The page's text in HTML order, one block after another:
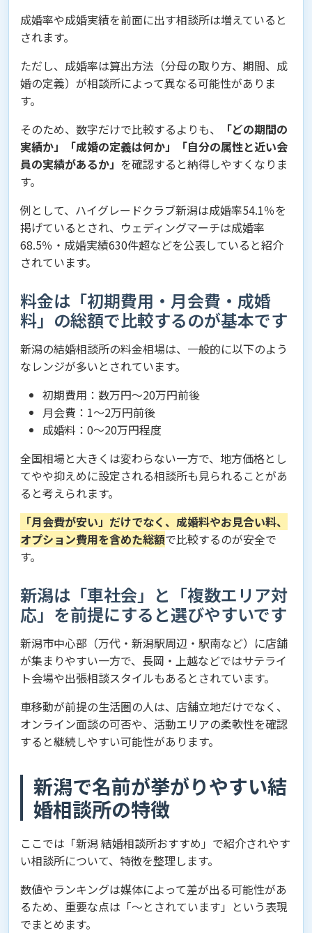
成婚率や成婚実績を前面に出す相談所は増えていると
されます。
ただし、成婚率は算出方法（分母の取り方、期間、成
婚の定義）が相談所によって異なる可能性がありま
す。
そのため、数字だけで比較するよりも、
「どの期間の
実績か」「成婚の定義は何か」「自分の属性と近い会
員の実績があるか」 を確認すると納得しやすくなりま
す。
例として、ハイグレードクラブ新潟は成婚率54.1％を
掲げているとされ、ウェディングマーチは成婚率
68.5％・成婚実績630件超などを公表していると紹介
されています。
料金は「初期費用・月会費・成婚
料」の総額で比較するのが基本です
新潟の結婚相談所の料金相場は、一般的に以下のよう
なレンジが多いとされています。
初期費用：数万円〜20万円前後
月会費：1〜2万円前後
成婚料：0〜20万円程度
全国相場と大きくは変わらない一方で、地方価格とし
てやや抑えめに設定される相談所も見られることがあ
ると考えられます。
「月会費が安い」だけでなく、成婚料やお見合い料、
オプション費用を含めた総額で比較するのが安全で
す。
新潟は「車社会」と「複数エリア対
応」を前提にすると選びやすいです
新潟市中心部（万代・新潟駅周辺・駅南など）に店舗
が集まりやすい一方で、長岡・上越などではサテライ
ト会場や出張相談スタイルもあるとされています。
車移動が前提の生活圏の人は、店舗立地だけでなく、
オンライン面談の可否や、活動エリアの柔軟性を確認
すると継続しやすい可能性があります。
新潟で名前が挙がりやすい結
婚相談所の特徴
ここでは「新潟 結婚相談所おすすめ」で紹介されやす
い相談所について、特徴を整理します。
数値やランキングは媒体によって差が出る可能性があ
るため、重要な点は「～とされています」という表現
でまとめます。